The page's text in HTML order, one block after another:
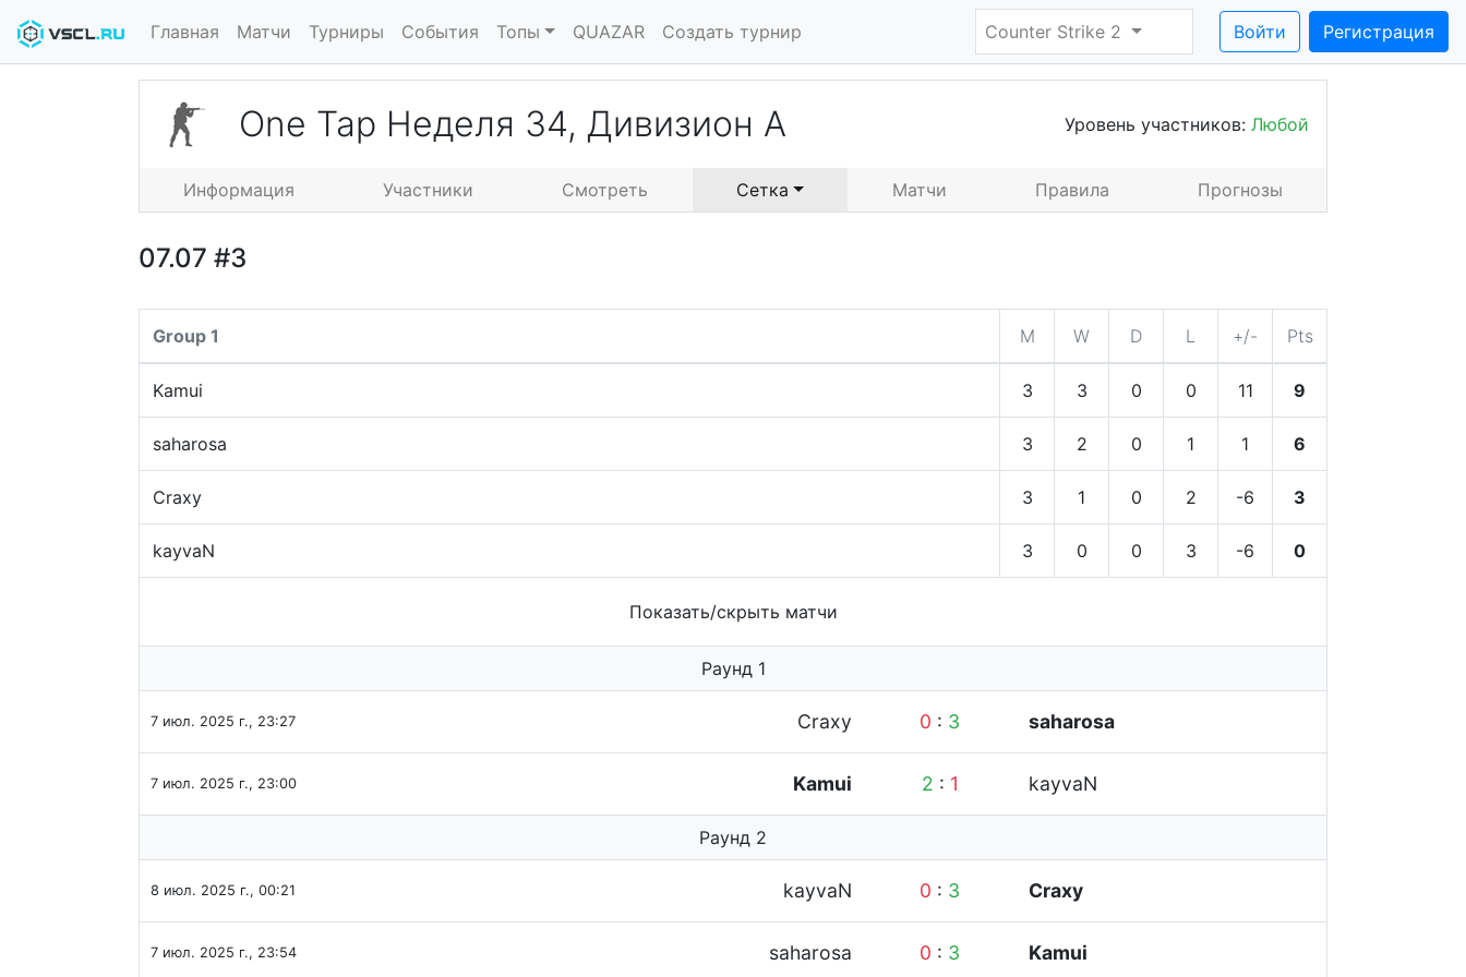
Главная Матчи Турниры События Топы QUAZAR Создать турнир Counter Strike 2 Войти Регистрация
One Tap Неделя 34, Дивизион А Уровень участников: Любой
Информация Участники Смотреть Сетка Матчи Правила Прогнозы
07.07 #3
Group 1 M W D L +/- Pts
Kamui 3 3 0 0 11 9
saharosa 3 2 0 1 1 6
Craxy 3 1 0 2 -6 3
kayvaN 3 0 0 3 -6 0
Показать/скрыть матчи
Раунд 1
7 июл. 2025 г., 23:27 Craxy 0 : 3 saharosa
7 июл. 2025 г., 23:00 Kamui 2 : 1 kayvaN
Раунд 2
8 июл. 2025 г., 00:21 kayvaN 0 : 3 Craxy
7 июл. 2025 г., 23:54 saharosa 0 : 3 Kamui